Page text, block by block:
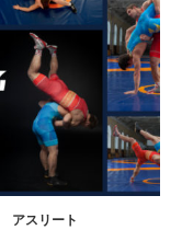
アスリート